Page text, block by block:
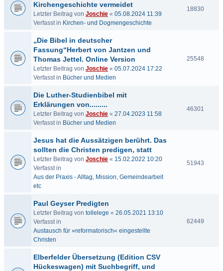
Kirchengeschichte vermeidet
Letzter Beitrag von Joschie « 05.08.2024 11:39
Verfasst in Kirchen- und Dogmengeschichte
18830
„Die Bibel in deutscher
Fassung“Herbert von Jantzen und
Thomas Jettel. Online Version
Letzter Beitrag von Joschie « 05.07.2024 17:22
Verfasst in Bücher und Medien
25548
Die Luther-Studienbibel mit
Erklärungen von.........
Letzter Beitrag von Joschie « 27.04.2023 11:58
Verfasst in Bücher und Medien
46301
Jesus hat die Aussätzigen berührt. Das
sollten die Christen predigen, statt
Letzter Beitrag von Joschie « 15.02.2022 10:20
Verfasst in
Aus der Praxis - Alltag, Mission, Gemeindearbeit
etc
51943
Paul Geyser Predigten
Letzter Beitrag von tollelege « 26.05.2021 13:10
Verfasst in
Austausch für »reformatorisch« eingestellte
Christen
62449
Elberfelder Übersetzung (Edition CSV
Hückeswagen) mit Suchbegriff, und